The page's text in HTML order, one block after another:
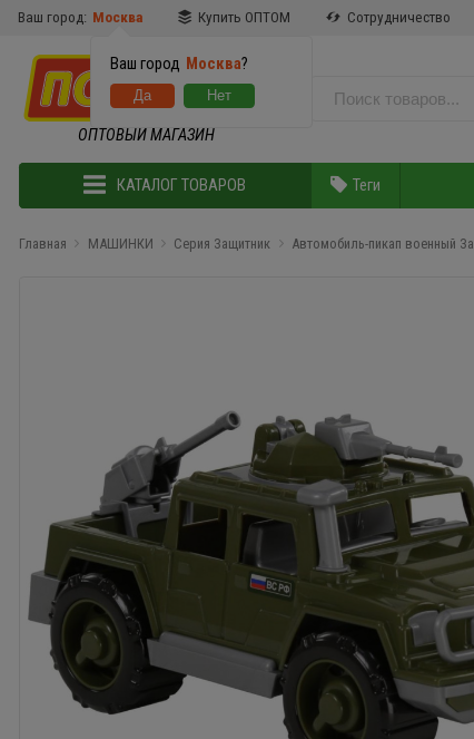
Ваш город: Москва
Ваш город Москва?
Купить ОПТОМ Сотрудничество
ОПТОВЫЙ МАГАЗИН
КАТАЛОГ ТОВАРОВ Теги
Главная МАШИНКИ Серия Защитник Автомобиль-пикап военный